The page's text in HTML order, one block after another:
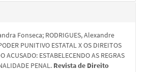
Fonseca; RODRIGUES, Alexandre
PUNITIVO ESTATAL X OS DIREITOS
ACUSADO: ESTABELECENDO AS REGRAS
PENAL. Revista de Direito